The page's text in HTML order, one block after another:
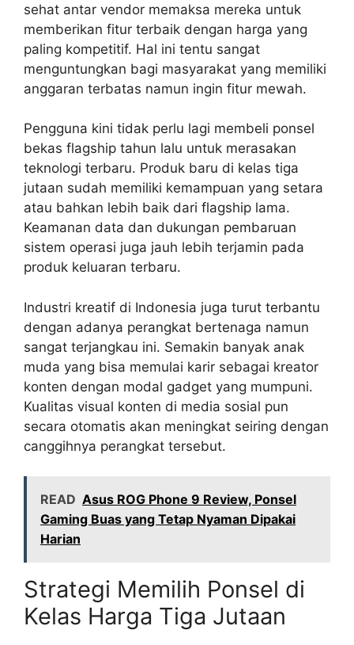
sehat antar vendor memaksa mereka untuk
memberikan fitur terbaik dengan harga yang
paling kompetitif. Hal ini tentu sangat
menguntungkan bagi masyarakat yang memiliki
anggaran terbatas namun ingin fitur mewah.
Pengguna kini tidak perlu lagi membeli ponsel
bekas flagship tahun lalu untuk merasakan
teknologi terbaru. Produk baru di kelas tiga
jutaan sudah memiliki kemampuan yang setara
atau bahkan lebih baik dari flagship lama.
Keamanan data dan dukungan pembaruan
sistem operasi juga jauh lebih terjamin pada
produk keluaran terbaru.
Industri kreatif di Indonesia juga turut terbantu
dengan adanya perangkat bertenaga namun
sangat terjangkau ini. Semakin banyak anak
muda yang bisa memulai karir sebagai kreator
konten dengan modal gadget yang mumpuni.
Kualitas visual konten di media sosial pun
secara otomatis akan meningkat seiring dengan
canggihnya perangkat tersebut.
READ Asus ROG Phone 9 Review, Ponsel
Gaming Buas yang Tetap Nyaman Dipakai
Harian
Strategi Memilih Ponsel di
Kelas Harga Tiga Jutaan